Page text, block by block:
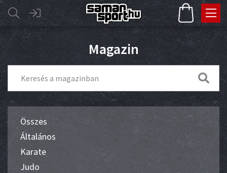
Magazin
Összes
Általános
Karate
Judo